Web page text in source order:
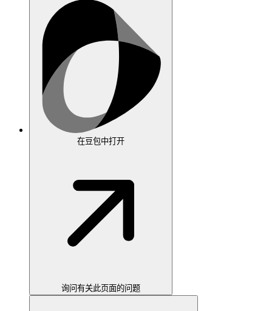
在豆包中打开
询问有关此页面的问题